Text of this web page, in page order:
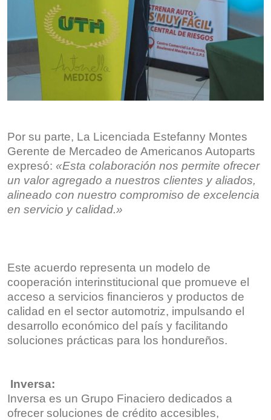
Por su parte, La Licenciada Estefanny Montes
Gerente de Mercadeo de Americanos Autoparts
expresó: «Esta colaboración nos permite ofrecer
un valor agregado a nuestros clientes y aliados,
alineado con nuestro compromiso de excelencia
en servicio y calidad.»
Este acuerdo representa un modelo de
cooperación interinstitucional que promueve el
acceso a servicios financieros y productos de
calidad en el sector automotriz, impulsando el
desarrollo económico del país y facilitando
soluciones prácticas para los hondureños.
Inversa:
Inversa es un Grupo Finaciero dedicados a
ofrecer soluciones de crédito accesibles,